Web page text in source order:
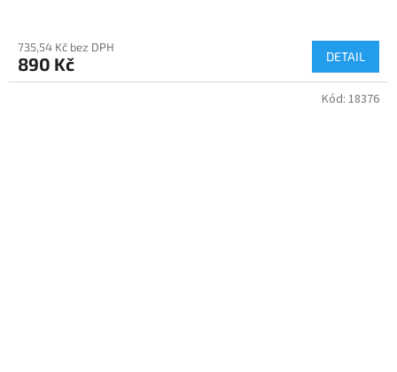
735,54 Kč bez DPH
890 Kč DETAIL
Kód: 18376